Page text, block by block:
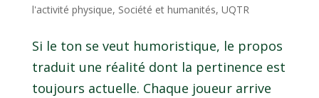
l'activité physique, Société et humanités, UQTR
Si le ton se veut humoristique, le propos
traduit une réalité dont la pertinence est
toujours actuelle. Chaque joueur arrive